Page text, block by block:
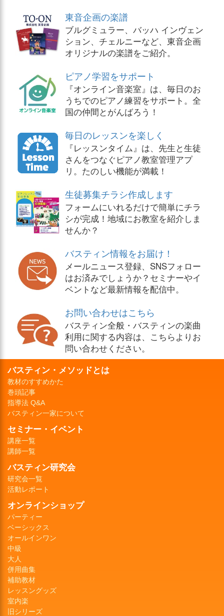
東音企画の楽譜
ブルグミュラー、バッハ インヴェン
ション、チェルニーなど、東音企画
オリジナルの楽譜をご紹介。
ピアノ学習をサポート
『オンライン音楽室』は、毎日のお
うちでのピアノ練習をサポート。全
国の仲間とがんばろう！
毎日のレッスンを楽しく
『レッスンタイム』は、先生と生徒
さんをつなぐピアノ教室管理アプ
リ。たのしい機能が満載！
生徒募集チラシ作成します
フォームにいれるだけで簡単にチラ
シが完成！地域にお教室を紹介しま
せんか？
バスティン情報をお届け！
メールニュース登録、SNSフォロー
はお済みでしょうか？セミナーやイ
ベントなど最新情報を配信中。
お問い合わせはこちら
バスティン全般・バスティンの楽曲
利用に関する内容は、こちらよりお
問い合わせください。
バスティン・メソッドとは
教材のすすめかた
巻頭記事
指導法 Q&A
バスティン一家について
セミナー・イベント
講座一覧
講師一覧
バスティン研究会
研究会一覧
活動レポート
オンラインショップ
パーティー
ベーシックス
オールインワン
中級
大人
併用曲集
補助教材
レッスングッズ
室内楽
旧シリーズ